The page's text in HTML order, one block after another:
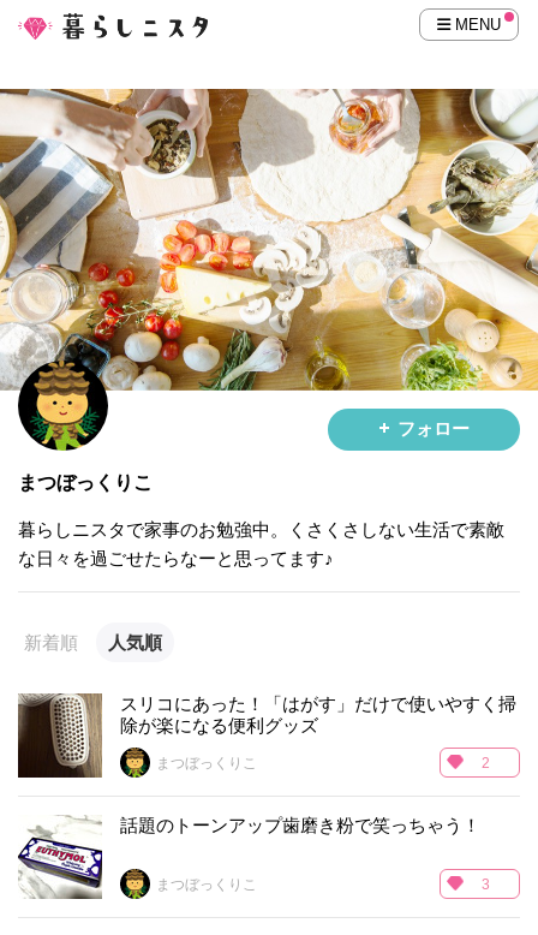
MENU
フォロー
まつぼっくりこ
暮らしニスタで家事のお勉強中。くさくさしない生活で素敵
な日々を過ごせたらなーと思ってます♪
新着順 人気順
スリコにあった！「はがす」だけで使いやすく掃
除が楽になる便利グッズ
まつぼっくりこ 2
話題のトーンアップ歯磨き粉で笑っちゃう！
まつぼっくりこ 3